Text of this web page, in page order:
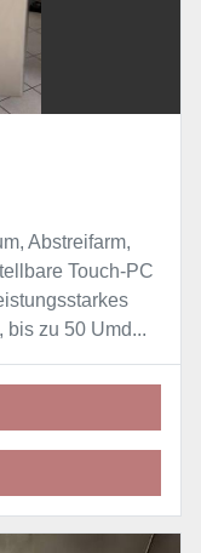
Abstreifarm,
Touch-PC
bis zu 50 Umd...